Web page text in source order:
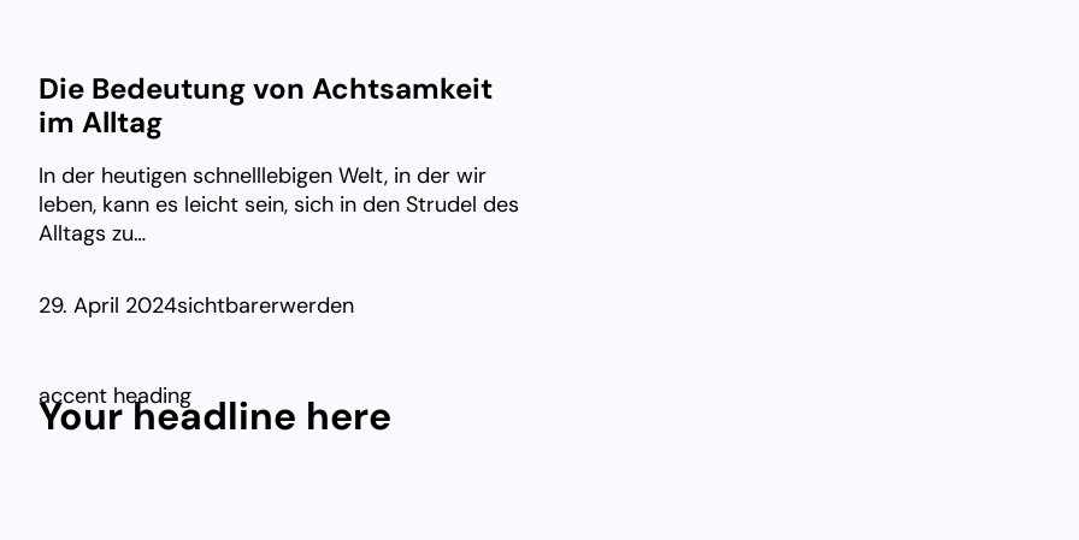
Die Bedeutung von Achtsamkeit
im Alltag
In der heutigen schnelllebigen Welt, in der wir
leben, kann es leicht sein, sich in den Strudel des
Alltags zu…
29. April 2024sichtbarerwerden
Your headline here
accent heading